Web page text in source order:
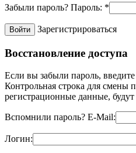
Забыли пароль? Пароль: *
Зарегистрироваться
Восстановление доступа
Если вы забыли пароль,
Контрольная строка для смены
регистрационные данные,
Вспомнили пароль? E-Mail:
Логин: